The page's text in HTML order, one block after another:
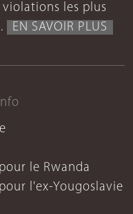
les plus
EN SAVOIR PLUS
le Rwanda
l'ex-Yougoslavie